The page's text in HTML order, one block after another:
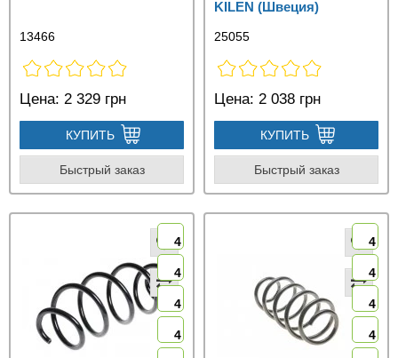
13466
Цена: 2 329 грн
КУПИТЬ
Быстрый заказ
KILEN (Швеция)
25055
Цена: 2 038 грн
КУПИТЬ
Быстрый заказ
4
4
4
4
4
4
4
4